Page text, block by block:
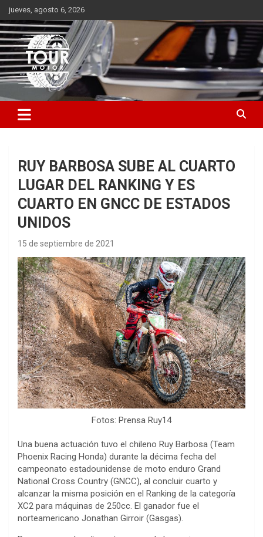
Saltar
al
contenido
jueves, agosto 6, 2026
Tour Motor
Plataforma de contenido audiovisual para el sector automotriz
RUY BARBOSA SUBE AL CUARTO
LUGAR DEL RANKING Y ES
CUARTO EN GNCC DE ESTADOS
UNIDOS
15 de septiembre de 2021
Fotos: Prensa Ruy14
Una buena actuación tuvo el chileno Ruy Barbosa (Team
Phoenix Racing Honda) durante la décima fecha del
campeonato estadounidense de moto enduro Grand
National Cross Country (GNCC), al concluir cuarto y
alcanzar la misma posición en el Ranking de la categoría
XC2 para máquinas de 250cc. El ganador fue el
norteamericano Jonathan Girroir (Gasgas).